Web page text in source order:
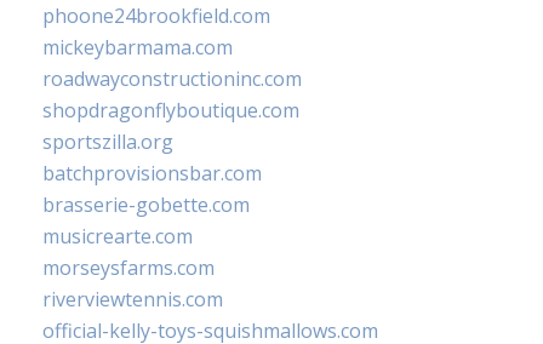
phoone24brookfield.com
mickeybarmama.com
roadwayconstructioninc.com
shopdragonflyboutique.com
sportszilla.org
batchprovisionsbar.com
brasserie-gobette.com
musicrearte.com
morseysfarms.com
riverviewtennis.com
official-kelly-toys-squishmallows.com